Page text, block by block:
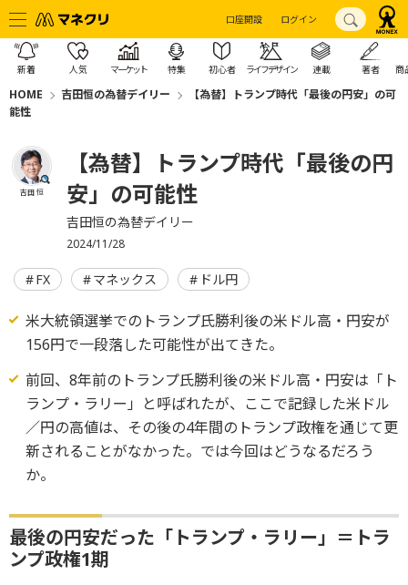
口座開設 ログイン
新着 人気 マーケット 特集 初心者 ライフデザイン 連載 著者 商
HOME 吉田恒の為替デイリー
【為替】トランプ時代「最後の円安」の可
能性
吉田 恒
【為替】トランプ時代「最後の円
安」の可能性
吉田恒の為替デイリー
2024/11/28
FX マネックス ドル円
米大統領選挙でのトランプ氏勝利後の米ドル高・円安が
156円で一段落した可能性が出てきた。
前回、8年前のトランプ氏勝利後の米ドル高・円安は「ト
ランプ・ラリー」と呼ばれたが、ここで記録した米ドル
／円の高値は、その後の4年間のトランプ政権を通じて更
新されることがなかった。では今回はどうなるだろう
か。
最後の円安だった「トランプ・ラリー」＝トラ
ンプ政権1期